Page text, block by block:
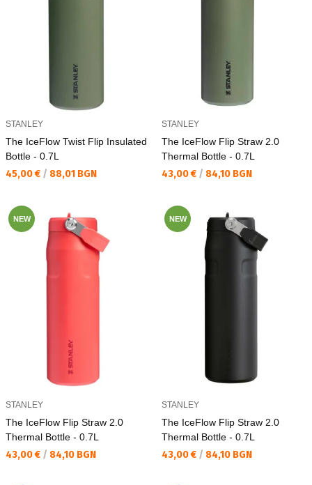
STANLEY
The IceFlow Twist Flip Insulated
Bottle - 0.7L
Текуща цена:
45,00 € / 88,01 BGN
STANLEY
The IceFlow Flip Straw 2.0
Thermal Bottle - 0.7L
Текуща цена:
43,00 € / 84,10 BGN
NEW
STANLEY
The IceFlow Flip Straw 2.0
Thermal Bottle - 0.7L
Текуща цена:
43,00 € / 84,10 BGN
NEW
STANLEY
The IceFlow Flip Straw 2.0
Thermal Bottle - 0.7L
Текуща цена:
43,00 € / 84,10 BGN